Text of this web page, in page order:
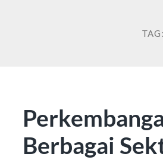
TAG:
Berbagai